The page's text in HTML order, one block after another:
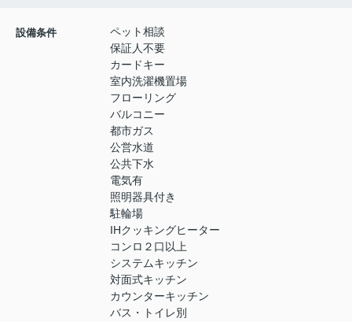
設備条件
ペット相談
保証人不要
カードキー
室内洗濯機置場
フローリング
バルコニー
都市ガス
公営水道
公共下水
電気有
照明器具付き
駐輪場
IHクッキングヒーター
コンロ２口以上
システムキッチン
対面式キッチン
カウンターキッチン
バス・トイレ別